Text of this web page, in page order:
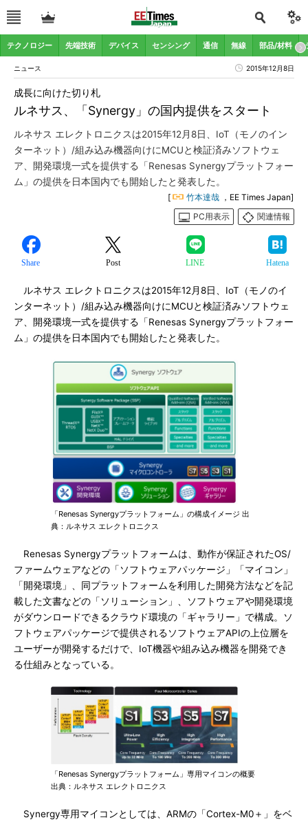
テクノロジー 先端技術 デバイス センシング 通信 無線 部品/材料
ニュース 2015年12月8日
ルネサス、「Synergy」の国内提供をスタート
成長に向けた切り札
ルネサス エレクトロニクスは2015年12月8日、IoT（モノのイン
ターネット）/組み込み機器向けにMCUと検証済みソフトウェ
ア、開発環境一式を提供する「Renesas Synergyプラットフォー
ム」の提供を日本国内でも開始したと発表した。
[ 竹本達哉 ，EE Times Japan]
PC用表示
関連情報
Share Post LINE Hatena
ルネサス エレクトロニクスは2015年12月8日、IoT（モノのイ
ンターネット）/組み込み機器向けにMCUと検証済みソフトウェ
ア、開発環境一式を提供する「Renesas Synergyプラットフォー
ム」の提供を日本国内でも開始したと発表した。
「Renesas Synergyプラットフォーム」の構成イメージ 出
典：ルネサス エレクトロニクス
Renesas Synergyプラットフォームは、動作が保証されたOS/
ファームウェアなどの「ソフトウェアパッケージ」「マイコン」
「開発環境」、同プラットフォームを利用した開発方法などを記
載した文書などの「ソリューション」、ソフトウェアや開発環境
がダウンロードできるクラウド環境の「ギャラリー」で構成。ソ
フトウェアパッケージで提供されるソフトウェアAPIの上位層を
ユーザーが開発するだけで、IoT機器や組み込み機器を開発でき
る仕組みとなっている。
「Renesas Synergyプラットフォーム」専用マイコンの概要
出典：ルネサス エレクトロニクス
Synergy専用マイコンとしては、ARMの「Cortex-M0＋」をベ